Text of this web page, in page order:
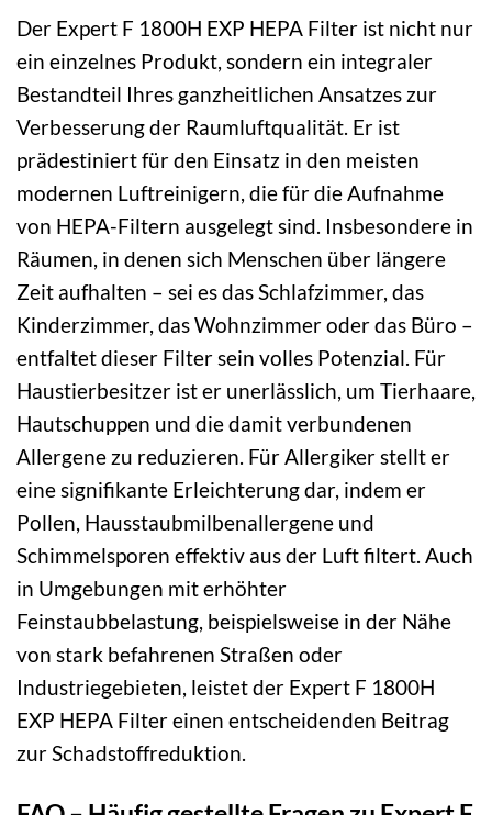
Der Expert F 1800H EXP HEPA Filter ist nicht nur
ein einzelnes Produkt, sondern ein integraler
Bestandteil Ihres ganzheitlichen Ansatzes zur
Verbesserung der Raumluftqualität. Er ist
prädestiniert für den Einsatz in den meisten
modernen Luftreinigern, die für die Aufnahme
von HEPA-Filtern ausgelegt sind. Insbesondere in
Räumen, in denen sich Menschen über längere
Zeit aufhalten – sei es das Schlafzimmer, das
Kinderzimmer, das Wohnzimmer oder das Büro –
entfaltet dieser Filter sein volles Potenzial. Für
Haustierbesitzer ist er unerlässlich, um Tierhaare,
Hautschuppen und die damit verbundenen
Allergene zu reduzieren. Für Allergiker stellt er
eine signifikante Erleichterung dar, indem er
Pollen, Hausstaubmilbenallergene und
Schimmelsporen effektiv aus der Luft filtert. Auch
in Umgebungen mit erhöhter
Feinstaubbelastung, beispielsweise in der Nähe
von stark befahrenen Straßen oder
Industriegebieten, leistet der Expert F 1800H
EXP HEPA Filter einen entscheidenden Beitrag
zur Schadstoffreduktion.